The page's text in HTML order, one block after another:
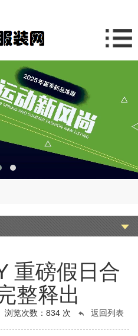
重磅假日合
整释出
浏览次数： 834 次 返回列表